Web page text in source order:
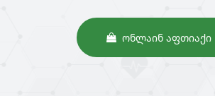
ᲝᲜᲚᲐᲘᲜ ᲐᲤᲗᲘᲐᲥᲘ